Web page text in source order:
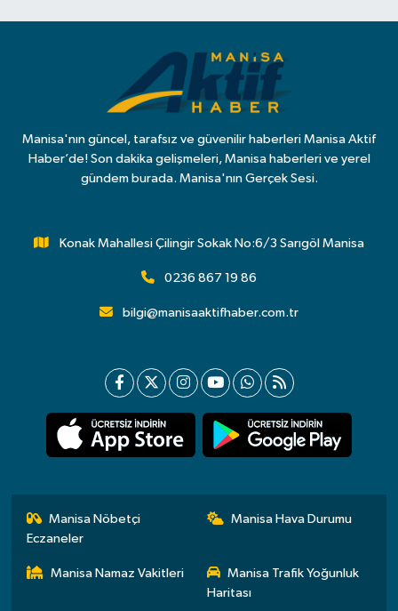
Manisa'nın güncel, tarafsız ve güvenilir haberleri Manisa Aktif
Haber’de! Son dakika gelişmeleri, Manisa haberleri ve yerel
gündem burada. Manisa'nın Gerçek Sesi.
Konak Mahallesi Çilingir Sokak No:6/3 Sarıgöl Manisa
0236 867 19 86
bilgi@manisaaktifhaber.com.tr
Manisa Nöbetçi
Eczaneler
Manisa Hava Durumu
Manisa Namaz Vakitleri
Manisa Trafik Yoğunluk
Haritası